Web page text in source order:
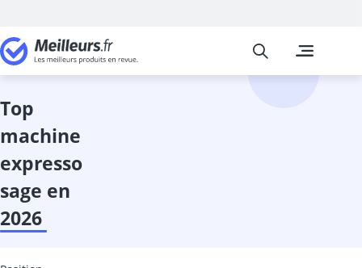
Cuisine et
Abattant wc
Meilleurs
top
machine
expresso
sage en
2026